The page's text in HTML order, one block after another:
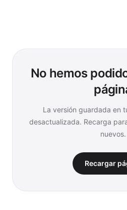
No hemos
La versión guardada en
desactualizada. Recarga
nuevos.
Recargar